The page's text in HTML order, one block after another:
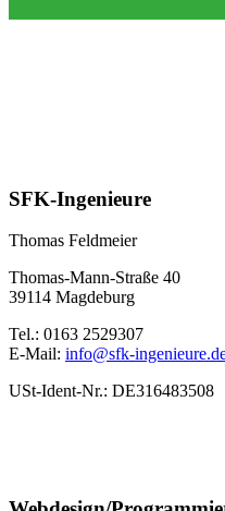
SFK-Ingenieure
Thomas Feldmeier
Thomas-Mann-Straße 40
39114 Magdeburg
Tel.: 0163 2529307
E-Mail: info@sfk-
USt-Ident-Nr.: DE316483508